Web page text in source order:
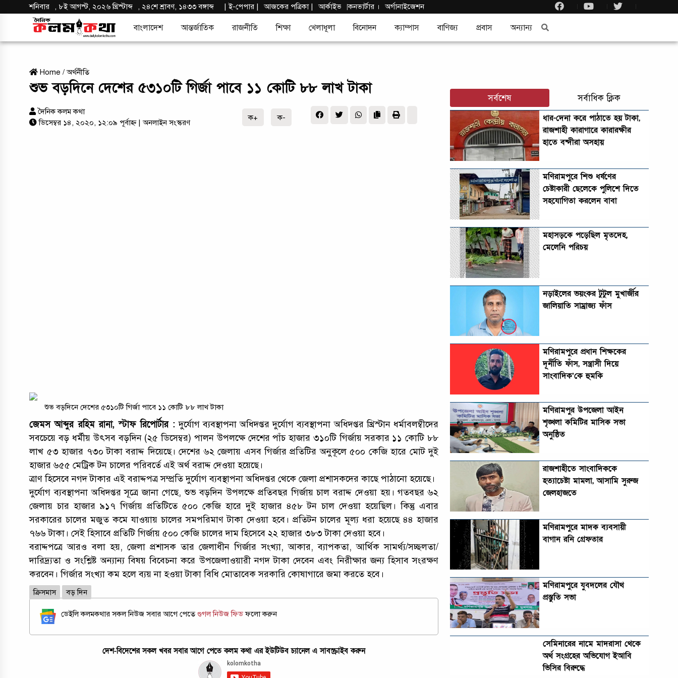
শনিবার , ৮ই আগস্ট, ২০২৬ খ্রিস্টাব্দ ,২৪শে শ্রাবণ, ১৪৩৩ বঙ্গাব্দ |ই-পেপার | আজকের পত্রিকা | আর্কাইভ |কনভার্টার । অর্গানাইজেশন
বাংলাদেশ আন্তর্জাতিক রাজনীতি শিক্ষা খেলাধূলা বিনোদন ক্যাম্পাস বাণিজ্য প্রবাস অন্যান্য
Home /অর্থনীতি
শুভ বড়দিনে দেশের ৫৩১০টি গির্জা পাবে ১১ কোটি ৮৮ লাখ টাকা
দৈনিক কলম কথা
ডিসেম্বর ১৪, ২০২০, ১২:০৯ পূর্বাহ্ন | অনলাইন সংস্করণ
ক+ ক-
শুভ বড়দিনে দেশের ৫৩১০টি গির্জা পাবে ১১ কোটি ৮৮ লাখ টাকা
জেমস আব্দুর রহিম রানা, স্টাফ রিপোর্টার : দুর্যোগ ব্যবস্থাপনা অধিদপ্তর দুর্যোগ ব্যবস্থাপনা অধিদপ্তর খ্রিস্টান ধর্মাবলম্বীদের
সবচেয়ে বড় ধর্মীয় উৎসব বড়দিন (২৫ ডিসেম্বর) পালন উপলক্ষে দেশের পাঁচ হাজার ৩১০টি গির্জায় সরকার ১১ কোটি ৮৮
লাখ ৫৩ হাজার ৭৩০ টাকা বরাদ্দ দিয়েছে। দেশের ৬২ জেলায় এসব গির্জার প্রতিটির অনুকূলে ৫০০ কেজি হারে মোট দুই
হাজার ৬৫৫ মেট্রিক টন চালের পরিবর্তে এই অর্থ বরাদ্দ দেওয়া হয়েছে।
ত্রাণ হিসেবে নগদ টাকার এই বরাদ্দপত্র সম্প্রতি দুর্যোগ ব্যবস্থাপনা অধিদপ্তর থেকে জেলা প্রশাসকদের কাছে পাঠানো হয়েছে।
দুর্যোগ ব্যবস্থাপনা অধিদপ্তর সূত্রে জানা গেছে, শুভ বড়দিন উপলক্ষে প্রতিবছর গির্জায় চাল বরাদ্দ দেওয়া হয়। গতবছর ৬২
জেলায় চার হাজার ৯১৭ গির্জায় প্রতিটিতে ৫০০ কেজি হারে দুই হাজার ৪৫৮ টন চাল দেওয়া হয়েছিল। কিন্তু এবার
সরকারের চালের মজুত কমে যাওয়ায় চালের সমপরিমাণ টাকা দেওয়া হবে। প্রতিটন চালের মূল্য ধরা হয়েছে ৪৪ হাজার
৭৬৬ টাকা। সেই হিসাবে প্রতিটি গির্জায় ৫০০ কেজি চালের দাম হিসেবে ২২ হাজার ৩৮৩ টাকা দেওয়া হবে।
বরাদ্দপত্রে আরও বলা হয়, জেলা প্রশাসক তার জেলাধীন গির্জার সংখ্যা, আকার, ব্যাপকতা, আর্থিক সামর্থ্য/সচ্ছলতা/
দারিদ্র্যতা ও সংশ্লিষ্ট অন্যান্য বিষয় বিবেচনা করে উপজেলাওয়ারী নগদ টাকা দেবেন এবং নিরীক্ষার জন্য হিসাব সংরক্ষণ
করবেন। গির্জার সংখ্যা কম হলে ব্যয় না হওয়া টাকা বিধি মোতাবেক সরকারি কোষাগারে জমা করতে হবে।
ক্রিসমাস বড় দিন
ডেইলি কলমকথার সকল নিউজ সবার আগে পেতেগুগল নিউজ ফিডফলো করুন
দেশ-বিদেশের সকল খবর সবার আগে পেতে কলম কথা এর ইউটিউব চ্যানেল এ সাবস্ক্রাইব করুন
সর্বশেষ সর্বাধিক ক্লিক
ধার-দেনা করে পাঠাতে হয় টাকা,
রাজশাহী কারাগারে কারারক্ষীর
হাতে বন্দীরা অসহায়
মণিরামপুরে শিশু ধর্ষণের
চেষ্টাকারী ছেলেকে পুলিশে দিতে
সহযোগিতা করলেন বাবা
মহাসড়কে পড়েছিল মৃতদেহ,
মেলেনি পরিচয়
নড়াইলের ভয়ংকর টুটুল মুখার্জীর
জালিয়াতি সাম্রাজ্য ফাঁস
মণিরামপুরে প্রধান শিক্ষকের
দূর্নীতি ফাঁস, সন্ত্রাসী দিয়ে
সাংবাদিক’কে হুমকি
মণিরামপুর উপজেলা আইন
শৃঙ্খলা কমিটির মাসিক সভা
অনুষ্ঠিত‎‎
রাজশাহীতে সাংবাদিককে
হত্যাচেষ্টা মামলা, আসামি সুরুজ
জেলহাজতে
মণিরামপুরে মাদক ব্যবসায়ী
বাগান রনি গ্রেফতার
মণিরামপুরে যুবদলের যৌথ
প্রস্তুতি সভা
সেমিনারের নামে মাদরাসা থেকে
অর্থ সংগ্রহের অভিযোগ ইআবি
ভিসির বিরুদ্ধে